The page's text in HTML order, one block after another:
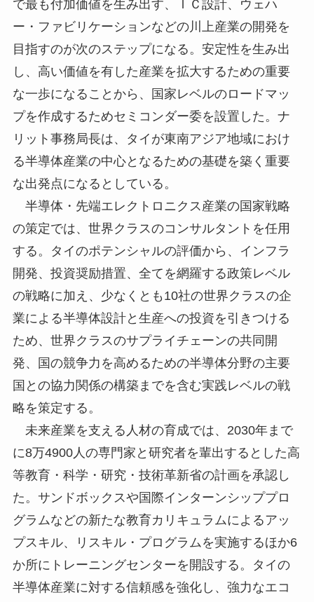
で最も付加価値を生み出す、ＩＣ設計、ウェハ
ー・ファビリケーションなどの川上産業の開発を
目指すのが次のステップになる。安定性を生み出
し、高い価値を有した産業を拡大するための重要
な一歩になることから、国家レベルのロードマッ
プを作成するためセミコンダー委を設置した。ナ
リット事務局長は、タイが東南アジア地域におけ
る半導体産業の中心となるための基礎を築く重要
な出発点になるとしている。
半導体・先端エレクトロニクス産業の国家戦略
の策定では、世界クラスのコンサルタントを任用
する。タイのポテンシャルの評価から、インフラ
開発、投資奨励措置、全てを網羅する政策レベル
の戦略に加え、少なくとも10社の世界クラスの企
業による半導体設計と生産への投資を引きつける
ため、世界クラスのサプライチェーンの共同開
発、国の競争力を高めるための半導体分野の主要
国との協力関係の構築までを含む実践レベルの戦
略を策定する。
未来産業を支える人材の育成では、2030年まで
に8万4900人の専門家と研究者を輩出するとした高
等教育・科学・研究・技術革新省の計画を承認し
た。サンドボックスや国際インターンシッププロ
グラムなどの新たな教育カリキュラムによるアッ
プスキル、リスキル・プログラムを実施するほか6
か所にトレーニングセンターを開設する。タイの
半導体産業に対する信頼感を強化し、強力なエコ